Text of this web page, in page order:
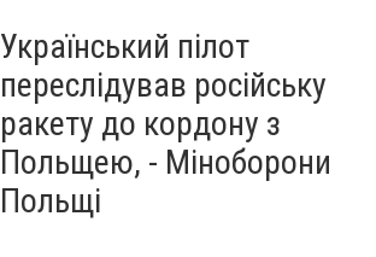
Український пілот
переслідував російську
ракету до кордону з
Польщею, - Міноборони
Польщі